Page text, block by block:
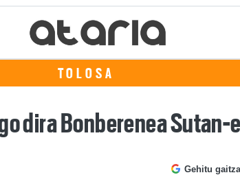
TOLOSA
dira Bonberenea Sutan-
Gehitu